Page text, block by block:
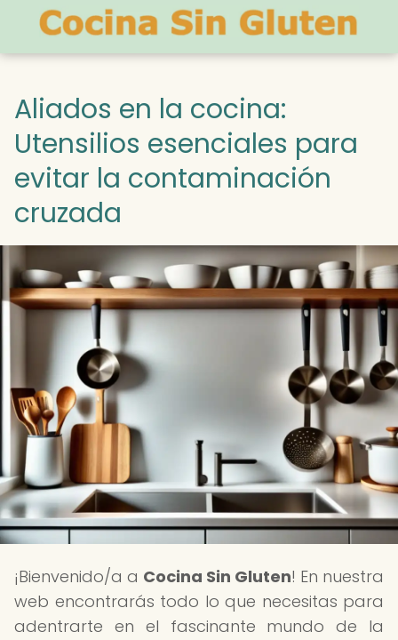
Aliados en la cocina:
Utensilios esenciales para
evitar la contaminación
cruzada
¡Bienvenido/a a Cocina Sin Gluten! En nuestra
web encontrarás todo lo que necesitas para
adentrarte en el fascinante mundo de la